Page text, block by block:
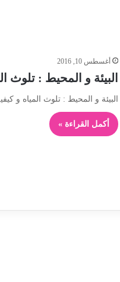
أغسطس 10, 2016
البيئة و المحيط : تلوث
البيئة و المحيط : تلوث المياه و
أكمل القراءة »